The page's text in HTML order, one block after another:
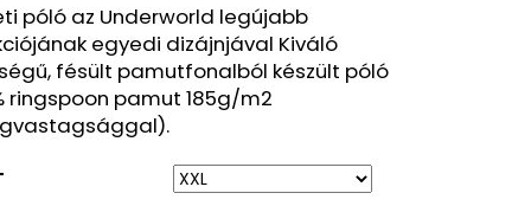
póló az Underworld legújabb
egyedi dizájnjával Kiváló
fésült pamutfonalból készült póló
ringspoon pamut 185g/m2